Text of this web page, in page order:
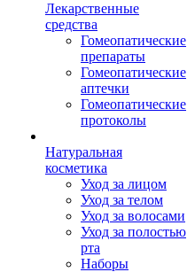
Лекарственные
средства
Гомеопатические
препараты
Гомеопатические
аптечки
Гомеопатические
протоколы
Натуральная
косметика
Уход за лицом
Уход за телом
Уход за волосами
Уход за полостью
рта
Наборы